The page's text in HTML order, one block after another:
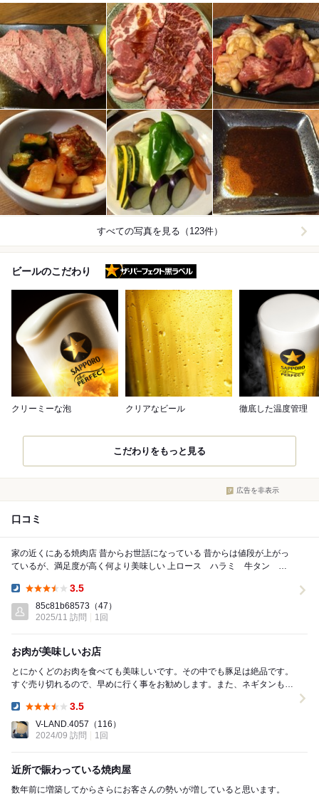
すべての写真を見る（123件）
ビールのこだわり
クリーミーな泡 クリアなビール 徹底した温度管理
こだわりをもっと見る
広告を非表示
口コミ
家の近くにある焼肉店 昔からお世話になっている 昔からは値段が上がっ
ているが、満足度が高く何より美味しい 上ロース ハラミ 牛タン ビ
3.5
85c81b68573 （47）
2025/11 訪問
1回
お肉が美味しいお店
とにかくどのお肉を食べても美味しいです。その中でも豚足は絶品です。
すぐ売り切れるので、早めに行く事をお勧めします。また、ネギタンも絶
3.5
V-LAND.4057 （116）
2024/09 訪問
1回
近所で賑わっている焼肉屋
数年前に増築してからさらにお客さんの勢いが増していると思います。